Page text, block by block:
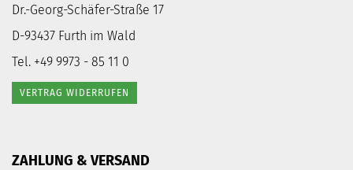
Dr.-Georg-Schäfer-Straße 17
D-93437 Furth im Wald
Tel. +49 9973 - 85 11 0
VERTRAG WIDERRUFEN
ZAHLUNG & VERSAND